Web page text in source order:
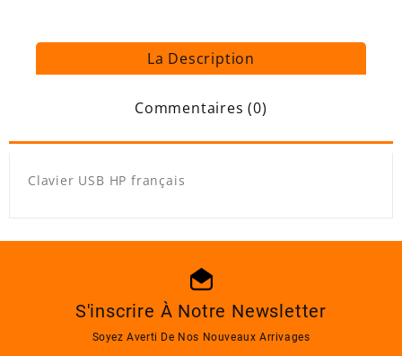
La Description
Commentaires (0)
Clavier USB HP français
S'inscrire À Notre Newsletter
Soyez Averti De Nos Nouveaux Arrivages